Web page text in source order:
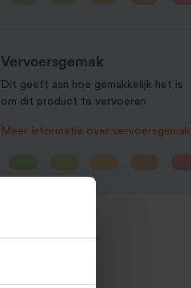
Vervoersgemak
Dit geeft aan hoe gemakkelijk het is
om dit product te vervoeren
Meer informatie over vervoersgemak